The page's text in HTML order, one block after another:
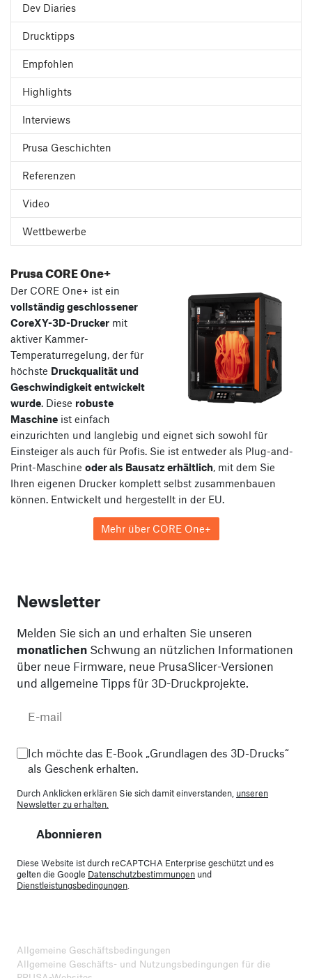
Dev Diaries
Drucktipps
Empfohlen
Highlights
Interviews
Prusa Geschichten
Referenzen
Video
Wettbewerbe
Prusa CORE One+
Der CORE One+ ist ein
vollständig geschlossener
CoreXY-3D-Drucker mit
aktiver Kammer-
Temperaturregelung, der für
höchste Druckqualität und
Geschwindigkeit entwickelt
wurde. Diese robuste
Maschine ist einfach
einzurichten und langlebig und eignet sich sowohl für
Einsteiger als auch für Profis. Sie ist entweder als Plug-and-
Print-Maschine oder als Bausatz erhältlich, mit dem Sie
Ihren eigenen Drucker komplett selbst zusammenbauen
können. Entwickelt und hergestellt in der EU.
Mehr über CORE One+
Newsletter
Melden Sie sich an und erhalten Sie unseren
monatlichen Schwung an nützlichen Informationen
über neue Firmware, neue PrusaSlicer-Versionen
und allgemeine Tipps für 3D-Druckprojekte.
Ich möchte das E-Book „Grundlagen des 3D-Drucks“
als Geschenk erhalten.
Durch Anklicken erklären Sie sich damit einverstanden, unseren
Newsletter zu erhalten.
Abonnieren
Diese Website ist durch reCAPTCHA Enterprise geschützt und es
gelten die Google Datenschutzbestimmungen und
Dienstleistungsbedingungen.
Allgemeine Geschäftsbedingungen
Allgemeine Geschäfts- und Nutzungsbedingungen für die